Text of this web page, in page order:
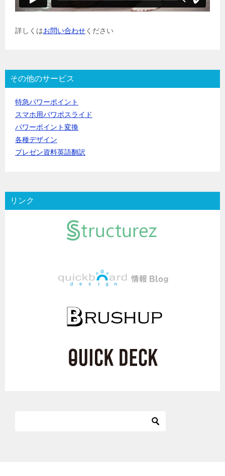
詳しくはお問い合わせください
その他のサービス
特急パワーポイント
スマホ用パワポスライド
パワーポイント変換
各種デザイン
プレゼン資料英語翻訳
リンク